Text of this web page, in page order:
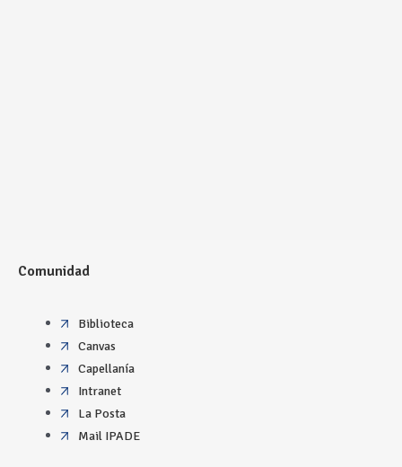
Comunidad
Biblioteca
Canvas
Capellanía
Intranet
La Posta
Mail IPADE